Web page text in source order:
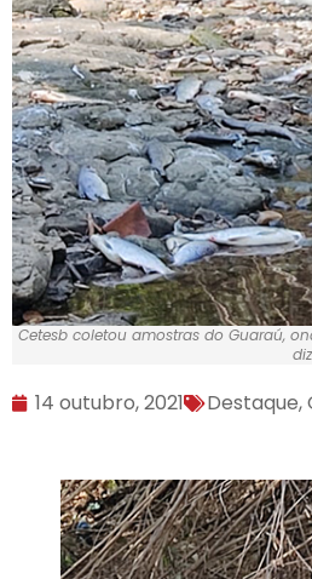
Cetesb coletou amostras do Guaraú,
14 outubro, 2021 Destaque,